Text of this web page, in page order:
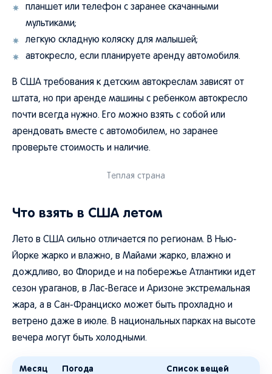
планшет или телефон с заранее скачанными
мультиками;
легкую складную коляску для малышей;
автокресло, если планируете аренду автомобиля.
В США требования к детским автокреслам зависят от
штата, но при аренде машины с ребенком автокресло
почти всегда нужно. Его можно взять с собой или
арендовать вместе с автомобилем, но заранее
проверьте стоимость и наличие.
Теплая страна
Что взять в США летом
Лето в США сильно отличается по регионам. В Нью-
Йорке жарко и влажно, в Майами жарко, влажно и
дождливо, во Флориде и на побережье Атлантики идет
сезон ураганов, в Лас-Вегасе и Аризоне экстремальная
жара, а в Сан-Франциско может быть прохладно и
ветрено даже в июле. В национальных парках на высоте
вечера могут быть холодными.
Месяц Погода Список вещей